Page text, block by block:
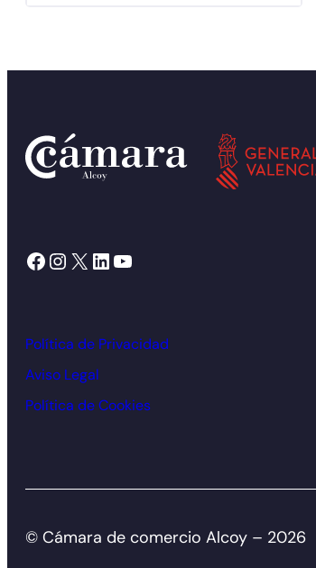
Facebook Instagram X LinkedIn YouTube
Política de Privacidad
Aviso Legal
Política de Cookies
© Cámara de comercio Alcoy – 2026